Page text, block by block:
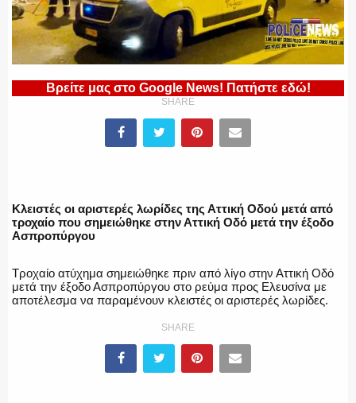
ΕΚΑΜ
ΕΛΛΗΝΙΚΗ ΑΣΤΥΝΟΜΙΑ
ΠΥΡΟΣΒΕΣΤΙΚΗ
Βρείτε μας στο Google News! Πατήστε εδώ!
SHARE
Κλειστές οι αριστερές λωρίδες της Αττική Οδού μετά από
τροχαίο που σημειώθηκε στην Αττική Οδό μετά την έξοδο
Ασπροπύργου
Τροχαίο ατύχημα σημειώθηκε πριν από λίγο στην Αττική Οδό
μετά την έξοδο Ασπροπύργου στο ρεύμα προς Ελευσίνα με
αποτέλεσμα να παραμένουν κλειστές οι αριστερές λωρίδες.
SHARE